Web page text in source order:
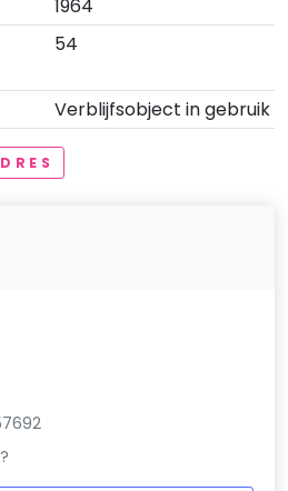
1964
54
Verblijfsobject in gebruik